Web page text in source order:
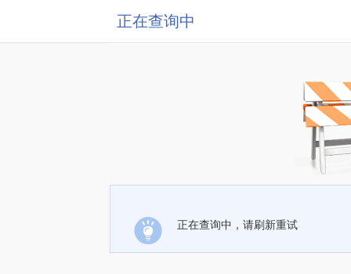
正在查询中
正在查询中，请刷新重试